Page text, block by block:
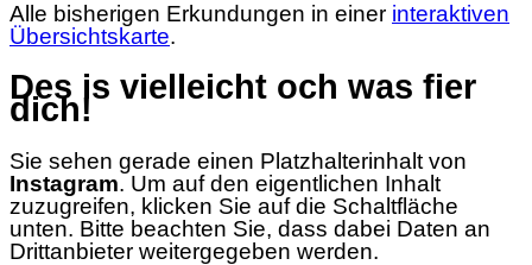
Alle bisherigen Erkundungen in einer interaktiven
Übersichtskarte.
Des is vielleicht och was fier
dich!
Sie sehen gerade einen Platzhalterinhalt von
Instagram. Um auf den eigentlichen Inhalt
zuzugreifen, klicken Sie auf die Schaltfläche
unten. Bitte beachten Sie, dass dabei Daten an
Drittanbieter weitergegeben werden.